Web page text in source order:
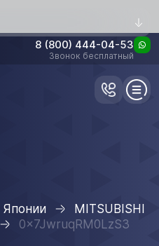
8 (800) 444-04-53
Звонок бесплатный
MITSUBISHI
0x7JwruqRM0LzS3